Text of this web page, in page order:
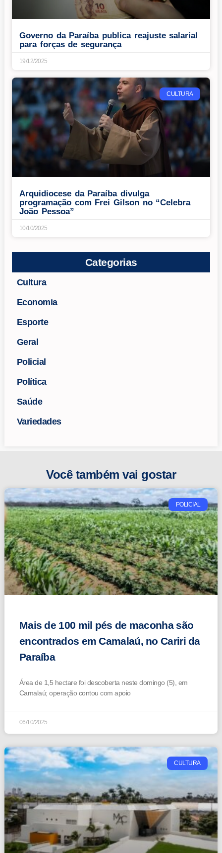
Governo da Paraíba publica reajuste salarial
para forças de segurança
19/12/2025
CULTURA
Arquidiocese da Paraíba divulga
programação com Frei Gilson no “Celebra
João Pessoa”
10/10/2025
Categorias
Cultura
Economia
Esporte
Geral
Policial
Política
Saúde
Variedades
Você também vai gostar
POLICIAL
Mais de 100 mil pés de maconha são
encontrados em Camalaú, no Cariri da
Paraíba
Área de 1,5 hectare foi descoberta neste domingo (5), em
Camalaú; operação contou com apoio
06/10/2025
CULTURA